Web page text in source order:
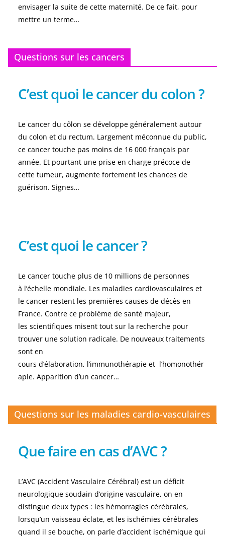
envisager la suite de cette maternité. De ce fait, pour
mettre un terme…
Questions sur les cancers
C’est quoi le cancer du colon ?
Le cancer du côlon se développe généralement autour
du colon et du rectum. Largement méconnue du public,
ce cancer touche pas moins de 16 000 français par
année. Et pourtant une prise en charge précoce de
cette tumeur, augmente fortement les chances de
guérison. Signes…
C’est quoi le cancer ?
Le cancer touche plus de 10 millions de personnes
à l’échelle mondiale. Les maladies cardiovasculaires et
le cancer restent les premières causes de décès en
France. Contre ce problème de santé majeur,
les scientifiques misent tout sur la recherche pour
trouver une solution radicale. De nouveaux traitements
sont en
cours d’élaboration, l’immunothérapie et l’homonothér
apie. Apparition d’un cancer…
Questions sur les maladies cardio-vasculaires
Que faire en cas d’AVC ?
L’AVC (Accident Vasculaire Cérébral) est un déficit
neurologique soudain d’origine vasculaire, on en
distingue deux types : les hémorragies cérébrales,
lorsqu’un vaisseau éclate, et les ischémies cérébrales
quand il se bouche, on parle d’accident ischémique qui